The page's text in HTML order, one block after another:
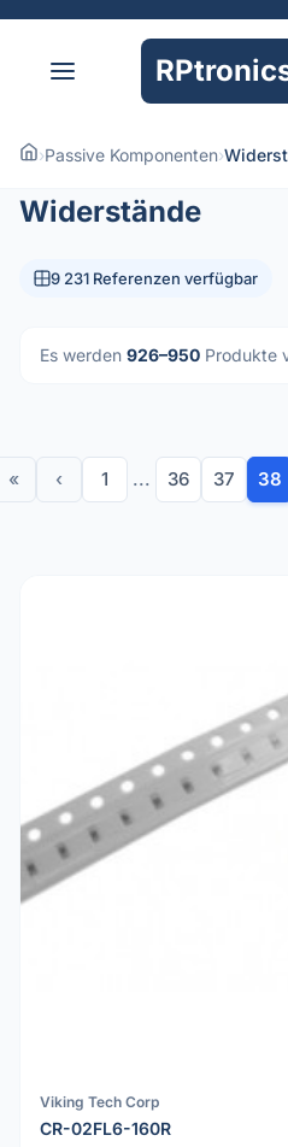
›Passive Komponenten›
Widerstände
9 231 Referenzen verfügbar
Es werden 926–950 Produkte
« ‹ 1 ... 36 37 38
Viking Tech Corp
CR-02FL6-160R